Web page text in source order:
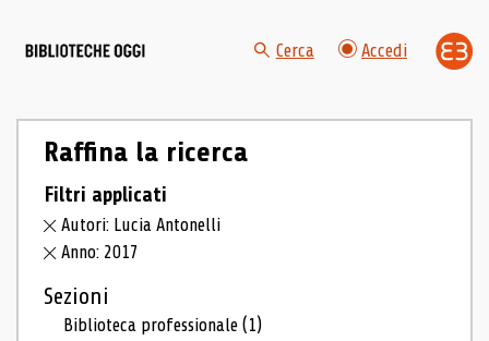
Cerca Accedi
Raffina la ricerca
Filtri applicati
Autori: Lucia Antonelli
Anno: 2017
Sezioni
Biblioteca professionale(1)